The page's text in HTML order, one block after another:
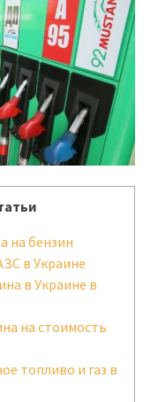
на бензин
в Украине
в Украине в
на стоимость
топливо и газ в